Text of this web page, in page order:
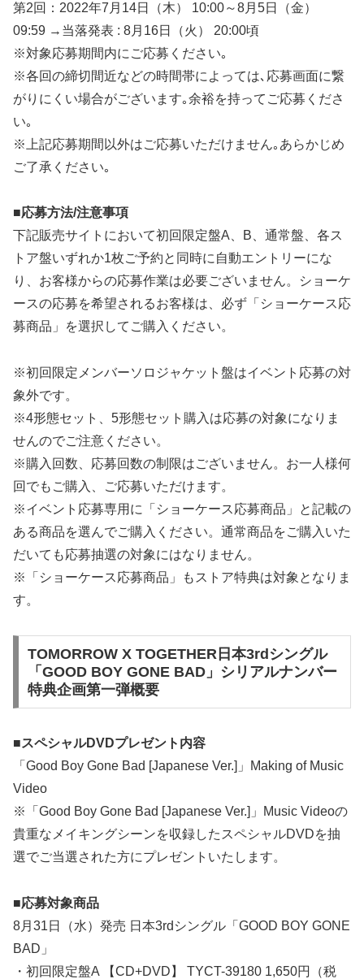
第2回：2022年7月14日（木） 10:00～8月5日（金）
09:59 →当落発表 : 8月16日（火） 20:00頃
※対象応募期間内にご応募ください｡
※各回の締切間近などの時間帯によっては､応募画面に繋
がりにくい場合がございます｡余裕を持ってご応募くださ
い｡
※上記応募期間以外はご応募いただけません｡あらかじめ
ご了承ください｡
■応募方法/注意事項
下記販売サイトにおいて初回限定盤A、B、通常盤、各ス
トア盤いずれか1枚ご予約と同時に自動エントリーにな
り、お客様からの応募作業は必要ございません。ショーケ
ースの応募を希望されるお客様は、必ず「ショーケース応
募商品」を選択してご購入ください。
※初回限定メンバーソロジャケット盤はイベント応募の対
象外です。
※4形態セット、5形態セット購入は応募の対象になりま
せんのでご注意ください。
※購入回数、応募回数の制限はございません。お一人様何
回でもご購入、ご応募いただけます。
※イベント応募専用に「ショーケース応募商品」と記載の
ある商品を選んでご購入ください。通常商品をご購入いた
だいても応募抽選の対象にはなりません。
※「ショーケース応募商品」もストア特典は対象となりま
す。
TOMORROW X TOGETHER日本3rdシングル
「GOOD BOY GONE BAD」シリアルナンバー
特典企画第一弾概要
■スペシャルDVDプレゼント内容
「Good Boy Gone Bad [Japanese Ver.]」Making of Music
Video
※「Good Boy Gone Bad [Japanese Ver.]」Music Videoの
貴重なメイキングシーンを収録したスペシャルDVDを抽
選でご当選された方にプレゼントいたします。
■応募対象商品
8月31日（水）発売 日本3rdシングル「GOOD BOY GONE
BAD」
・初回限定盤A 【CD+DVD】 TYCT-39180 1,650円（税